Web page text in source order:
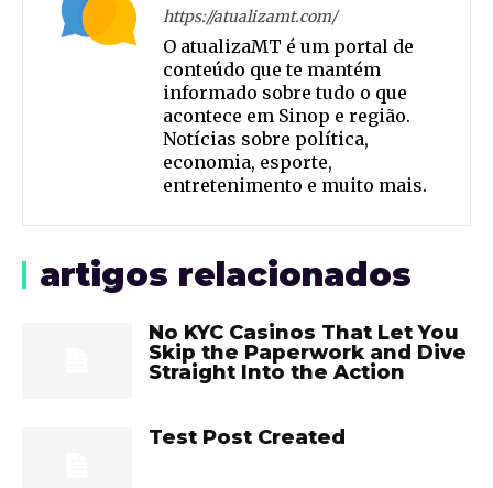
https://atualizamt.com/
O atualizaMT é um portal de
conteúdo que te mantém
informado sobre tudo o que
acontece em Sinop e região.
Notícias sobre política,
economia, esporte,
entretenimento e muito mais.
artigos relacionados
No KYC Casinos That Let You
Skip the Paperwork and Dive
Straight Into the Action
Test Post Created